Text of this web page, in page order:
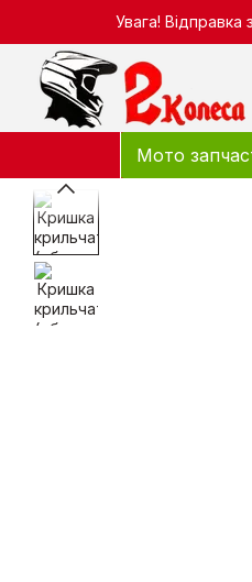
Перейти до основного
Увага!
Мото